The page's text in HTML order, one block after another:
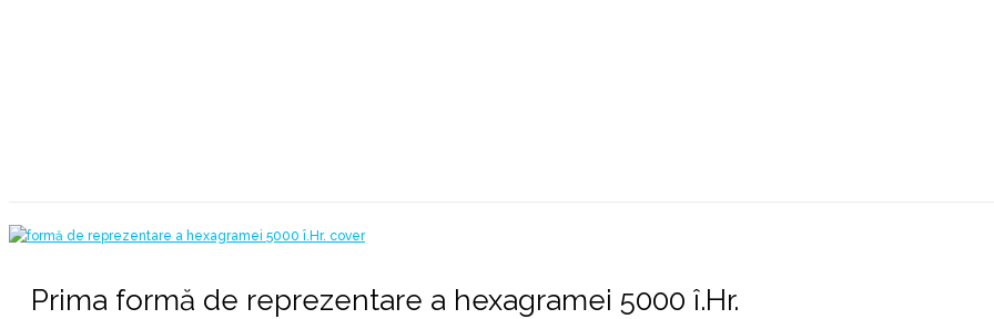
Prima formă de reprezentare a hexagramei 5000 î.Hr.